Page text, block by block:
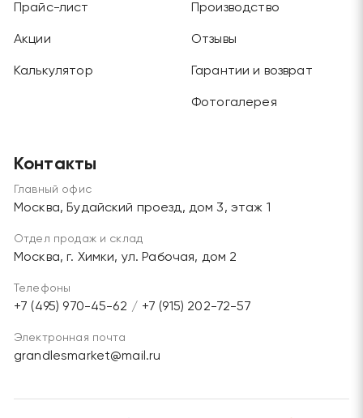
Прайс-лист
Акции
Калькулятор
Производство
Отзывы
Гарантии и возврат
Фотогалерея
Контакты
Главный офис
Москва, Будайский проезд, дом 3, этаж 1
Отдел продаж и склад
Москва, г. Химки, ул. Рабочая, дом 2
Телефоны
+7 (495) 970-45-62 / +7 (915) 202-72-57
Электронная почта
grandlesmarket@mail.ru